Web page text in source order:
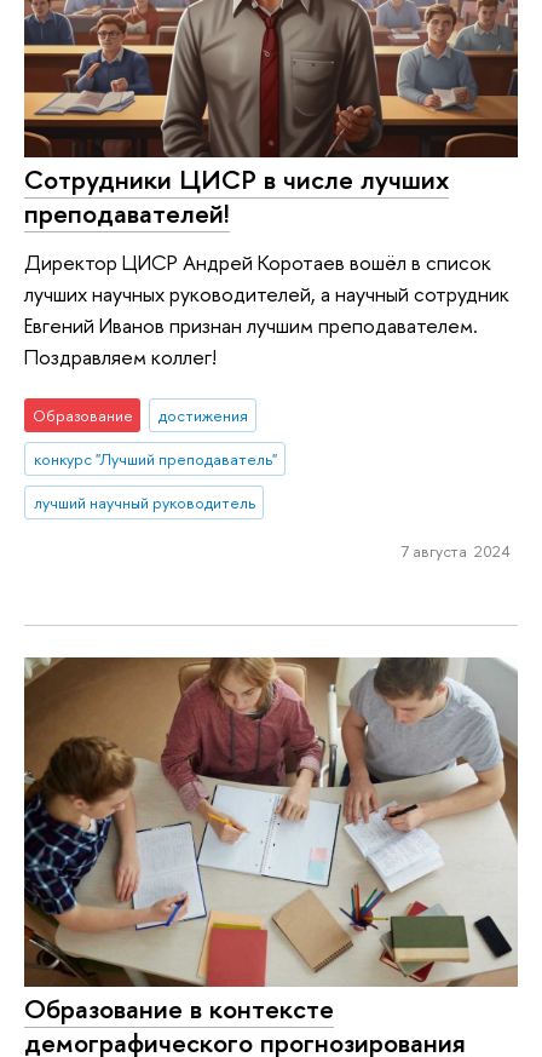
Сотрудники ЦИСР в числе лучших
преподавателей!
Директор ЦИСР Андрей Коротаев вошёл в список
лучших научных руководителей, а научный сотрудник
Евгений Иванов признан лучшим преподавателем.
Поздравляем коллег!
Образование
достижения
конкурс "Лучший преподаватель"
лучший научный руководитель
7 августа 2024
Образование в контексте
демографического прогнозирования